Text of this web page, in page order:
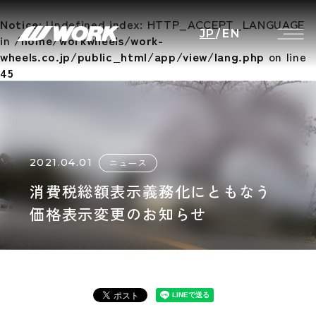
Notice: Undefined index: HTTP_ACCEPT_LANGUAGE
in/home/workwheels/work-
wheels.co.jp/public_html/app/view/lang.phpon line
45
JP/EN
2021.04.01 ニュース
消費税総額表示義務化にともなう
価格表示変更のお知らせ